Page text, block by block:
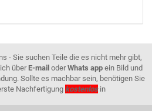
- Sie suchen Teile die es nicht mehr gibt,
überE-mail oderWhats app ein Bild und
Sollte es machbar sein, benötigen Sie
Nachfertigung kostenlos in